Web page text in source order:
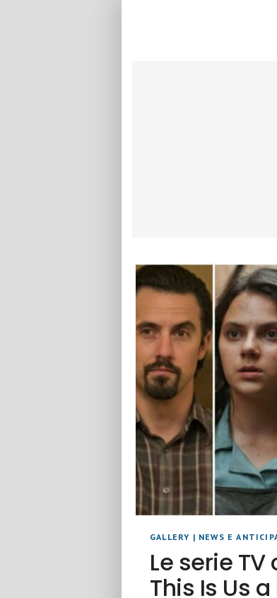
GALLERY | NEWS E
Le serie
This Is Us